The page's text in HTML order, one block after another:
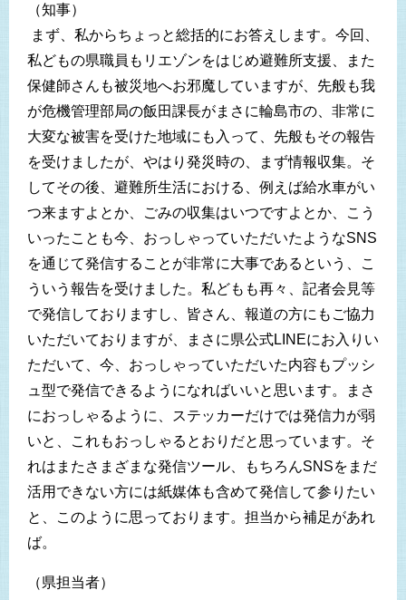
（知事）
まず、私からちょっと総括的にお答えします。今回、
私どもの県職員もリエゾンをはじめ避難所支援、また
保健師さんも被災地へお邪魔していますが、先般も我
が危機管理部局の飯田課長がまさに輪島市の、非常に
大変な被害を受けた地域にも入って、先般もその報告
を受けましたが、やはり発災時の、まず情報収集。そ
してその後、避難所生活における、例えば給水車がい
つ来ますよとか、ごみの収集はいつですよとか、こう
いったことも今、おっしゃっていただいたようなSNS
を通じて発信することが非常に大事であるという、こ
ういう報告を受けました。私どもも再々、記者会見等
で発信しておりますし、皆さん、報道の方にもご協力
いただいておりますが、まさに県公式LINEにお入りい
ただいて、今、おっしゃっていただいた内容もプッシ
ュ型で発信できるようになればいいと思います。まさ
におっしゃるように、ステッカーだけでは発信力が弱
いと、これもおっしゃるとおりだと思っています。そ
れはまたさまざまな発信ツール、もちろんSNSをまだ
活用できない方には紙媒体も含めて発信して参りたい
と、このように思っております。担当から補足があれ
ば。
（県担当者）